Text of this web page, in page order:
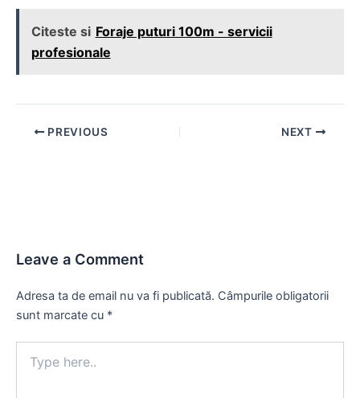
Citeste si Foraje puturi 100m - servicii
profesionale
Post PREVIOUS NEXT
Leave a Comment
Adresa ta de email nu va fi publicată. Câmpurile obligatorii
sunt marcate cu *
here..